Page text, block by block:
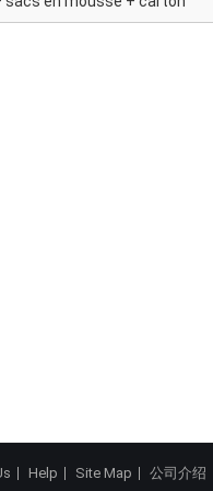
Help Site Map 公司介绍